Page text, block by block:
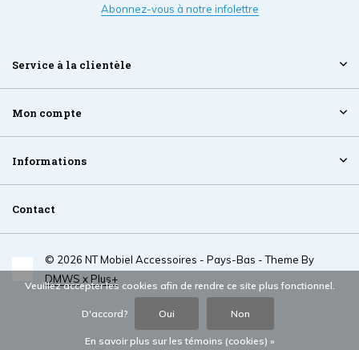
Abonnez-vous à notre infolettre
Service à la clientèle
Mon compte
Informations
Contact
© 2026 NT Mobiel Accessoires - Pays-Bas - Theme By
DMWS x Plus+
Veuillez accepter les cookies afin de rendre ce site plus fonctionnel.
D'accord? Oui Non
En savoir plus sur les témoins (cookies) »